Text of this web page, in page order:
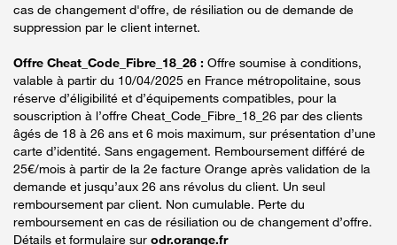
cas de changement d'offre, de résiliation ou de demande de
suppression par le client internet.
Offre Cheat_Code_Fibre_18_26 : Offre soumise à conditions,
valable à partir du 10/04/2025 en France métropolitaine, sous
réserve d’éligibilité et d’équipements compatibles, pour la
souscription à l’offre Cheat_Code_Fibre_18_26 par des clients
âgés de 18 à 26 ans et 6 mois maximum, sur présentation d’une
carte d’identité. Sans engagement. Remboursement différé de
25€/mois à partir de la 2e facture Orange après validation de la
demande et jusqu’aux 26 ans révolus du client. Un seul
remboursement par client. Non cumulable. Perte du
remboursement en cas de résiliation ou de changement d’offre.
Détails et formulaire sur odr.orange.fr